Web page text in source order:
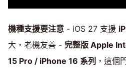
機種支援要注意 - iOS 27 支援
大，老機友善 - 完整版 Apple
15 Pro / iPhone 16 系列 ，這個